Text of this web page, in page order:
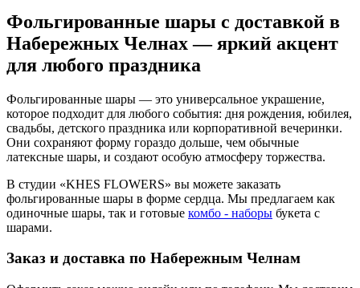
Фольгированные шары с доставкой в
Набережных Челнах — яркий акцент
для любого праздника
Фольгированные шары — это универсальное украшение,
которое подходит для любого события: дня рождения, юбилея,
свадьбы, детского праздника или корпоративной вечеринки.
Они сохраняют форму гораздо дольше, чем обычные
латексные шары, и создают особую атмосферу торжества.
В студии «KHES FLOWERS» вы можете заказать
фольгированные шары в форме сердца. Мы предлагаем как
одиночные шары, так и готовые комбо - наборы букета с
шарами.
Заказ и доставка по Набережным Челнам